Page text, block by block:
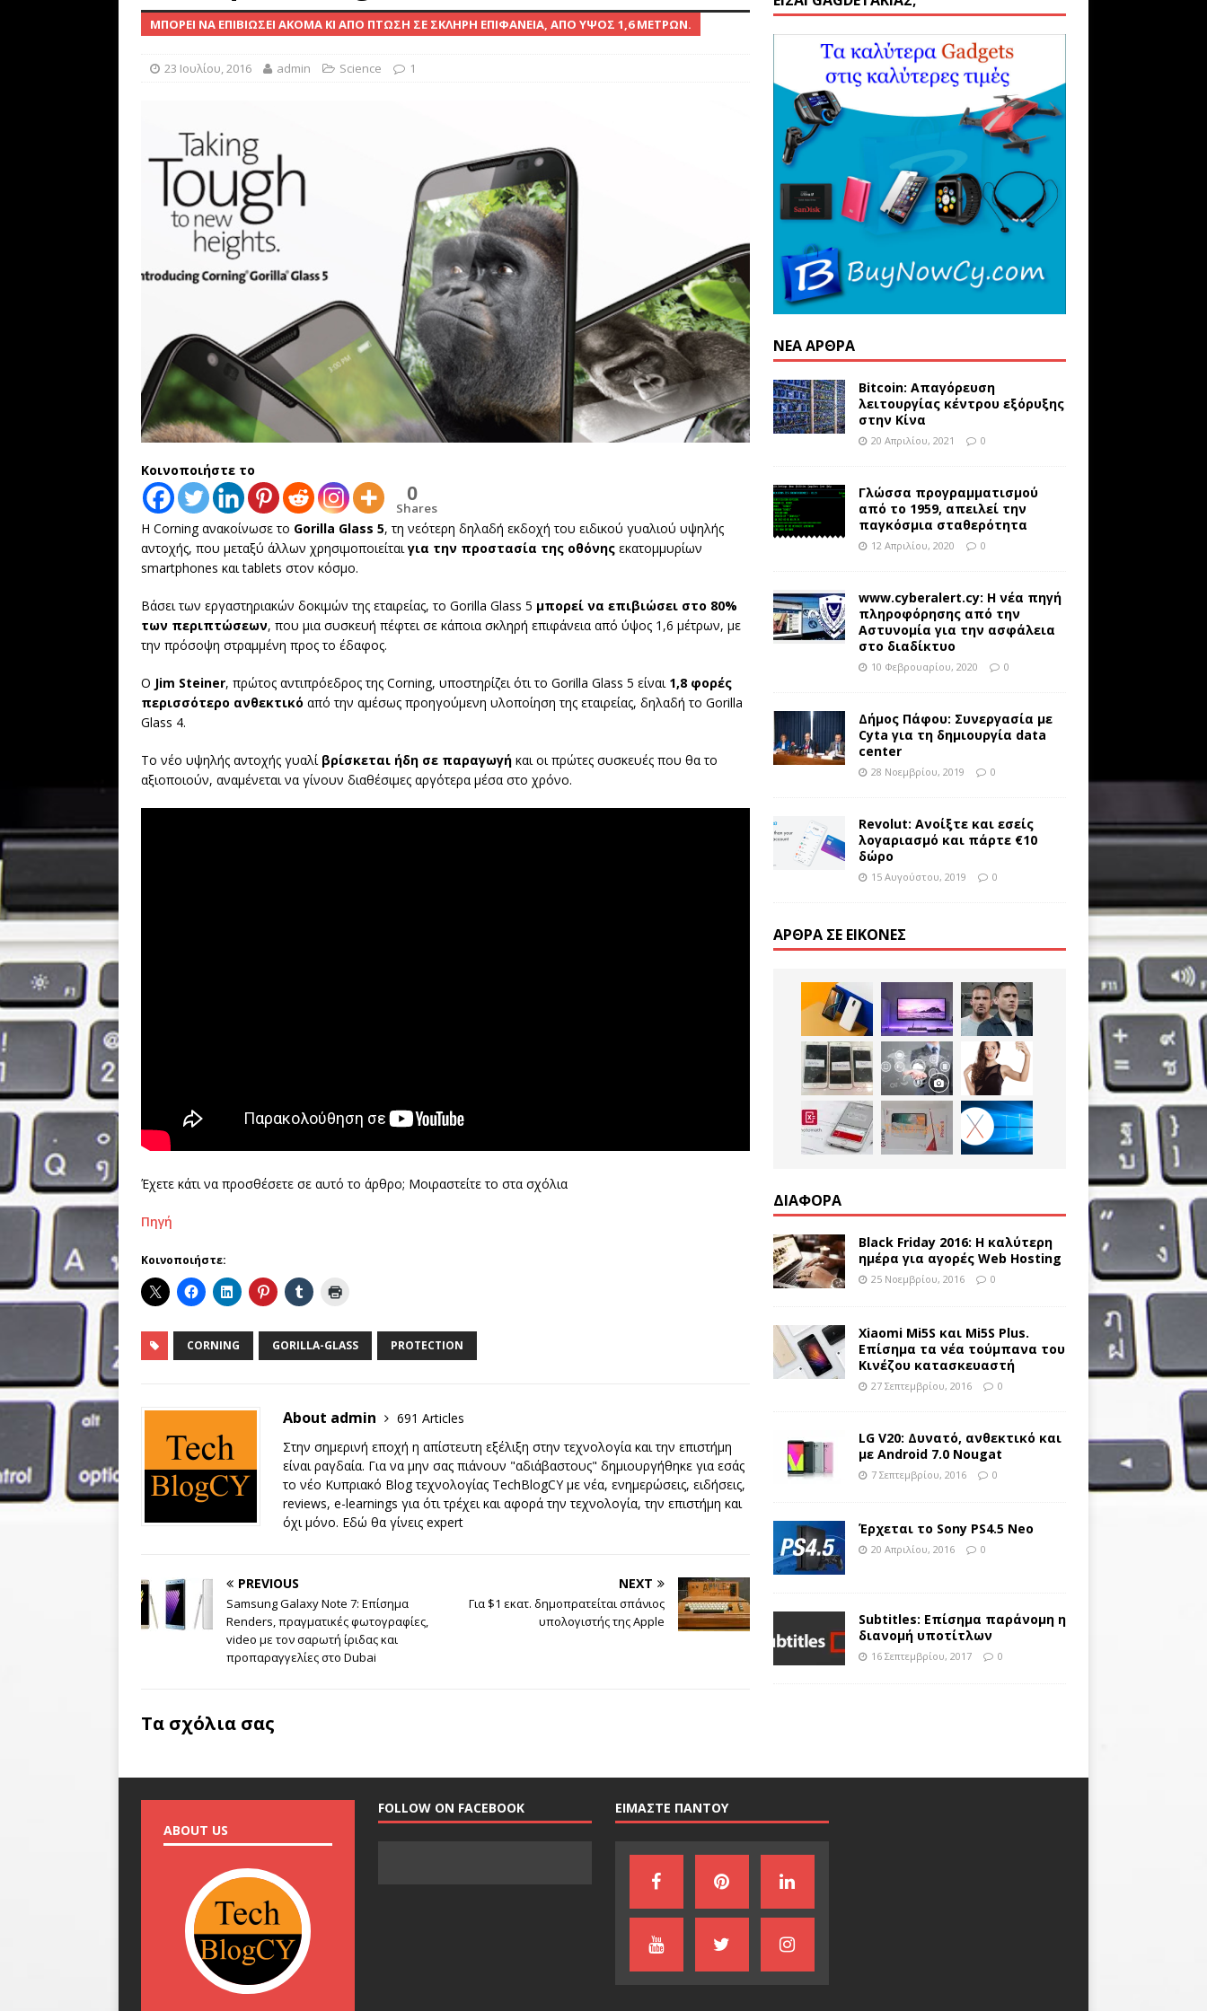
[ 20 Απριλίου, 2021 ] Bitcoin: Απαγόρευση λειτουργίας κέντρου εξόρυξης στην Κίνα
ΜΠΟΡΕΊ ΝΑ ΕΠΙΒΙΏΣΕΙ ΑΚΌΜΑ ΚΙ ΑΠΌ ΠΤΏΣΗ ΣΕ ΣΚΛΗΡΉ ΕΠΙΦΆΝΕΙΑ, ΑΠΌ ΎΨΟΣ 1,6 ΜΈΤΡΩΝ.
23 Ιουλίου, 2016 admin Science 1
Κοινοποιήστε το
0
Shares
Η Corning ανακοίνωσε το Gorilla Glass 5, τη νεότερη δηλαδή εκδοχή του ειδικού γυαλιού υψηλής
αντοχής, που μεταξύ άλλων χρησιμοποιείταιγια την προστασία της οθόνης εκατομμυρίων
smartphones και tablets στον κόσμο.
Βάσει των εργαστηριακών δοκιμών της εταιρείας, το Gorilla Glass 5 μπορεί να επιβιώσει στο 80%
των περιπτώσεων, που μια συσκευή πέφτει σε κάποια σκληρή επιφάνεια από ύψος 1,6 μέτρων, με
την πρόσοψη στραμμένη προς το έδαφος.
Ο Jim Steiner, πρώτος αντιπρόεδρος της Corning, υποστηρίζει ότι το Gorilla Glass 5 είναι 1,8 φορές
περισσότερο ανθεκτικό από την αμέσως προηγούμενη υλοποίηση της εταιρείας, δηλαδή το Gorilla
Glass 4.
Το νέο υψηλής αντοχής γυαλίβρίσκεται ήδη σε παραγωγή και οι πρώτες συσκευές που θα το
αξιοποιούν, αναμένεται να γίνουν διαθέσιμες αργότερα μέσα στο χρόνο.
Έχετε κάτι να προσθέσετε σε αυτό το άρθρο; Μοιραστείτε το στα σχόλια
Πηγή
Κοινοποιήστε:
CORNING GORILLA-GLASS PROTECTION
About admin
691 Articles
Στην σημερινή εποχή η απίστευτη εξέλιξη στην τεχνολογία και την επιστήμη
είναι ραγδαία. Για να μην σας πιάνουν "αδιάβαστους" δημιουργήθηκε για εσάς
το νέο Κυπριακό Blog τεχνολογίας TechBlogCY με νέα, ενημερώσεις, ειδήσεις,
reviews, e-learnings για ότι τρέχει και αφορά την τεχνολογία, την επιστήμη και
όχι μόνο. Εδώ θα γίνεις expert
PREVIOUS
Samsung Galaxy Note 7: Επίσημα
Renders, πραγματικές φωτογραφίες,
video με τον σαρωτή ίριδας και
προπαραγγελίες στο Dubai
NEXT
Για $1 εκατ. δημοπρατείται σπάνιος
υπολογιστής της Apple
Τα σχόλια σας
ΝΈΑ ΆΡΘΡΑ
Bitcoin: Απαγόρευση
λειτουργίας κέντρου εξόρυξης
στην Κίνα
20 Απριλίου, 2021 0
Γλώσσα προγραμματισμού
από το 1959, απειλεί την
παγκόσμια σταθερότητα
12 Απριλίου, 2020 0
www.cyberalert.cy: Η νέα πηγή
πληροφόρησης από την
Αστυνομία για την ασφάλεια
στο διαδίκτυο
10 Φεβρουαρίου, 2020 0
Δήμος Πάφου: Συνεργασία με
Cyta για τη δημιουργία data
center
28 Νοεμβρίου, 2019 0
Revolut: Ανοίξτε και εσείς
λογαριασμό και πάρτε €10
δώρο
15 Αυγούστου, 2019 0
ΆΡΘΡΑ ΣΕ ΕΙΚΌΝΕΣ
ΔΙΑΦΟΡΑ
Black Friday 2016: Η καλύτερη
ημέρα για αγορές Web Hosting
25 Νοεμβρίου, 2016 0
Xiaomi Mi5S και Mi5S Plus.
Επίσημα τα νέα τούμπανα του
Κινέζου κατασκευαστή
27 Σεπτεμβρίου, 2016 0
LG V20: Δυνατό, ανθεκτικό και
με Android 7.0 Nougat
7 Σεπτεμβρίου, 2016 0
Έρχεται το Sony PS4.5 Neo
20 Απριλίου, 2016 0
Subtitles: Επίσημα παράνομη η
διανομή υποτίτλων
16 Σεπτεμβρίου, 2017 0
ABOUT US
FOLLOW ON FACEBOOK ΕΙΜΑΣΤΕ ΠΑΝΤΟΥ